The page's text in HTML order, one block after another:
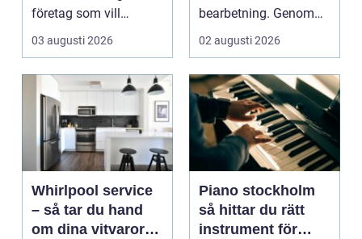
företag som vill
kombinera slitstyrka,
desig...
03 augusti 2026
bearbetning. Genom
att kombinera
traditio...
02 augusti 2026
Whirlpool service
– så tar du hand
om dina vitvaror
Piano stockholm
så hittar du rätt
instrument för